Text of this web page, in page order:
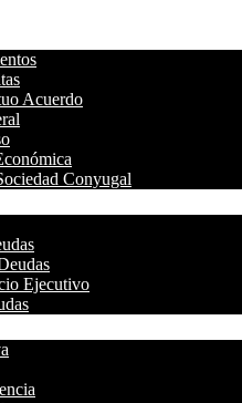
Acuerdo
Conyugal
Ejecutivo